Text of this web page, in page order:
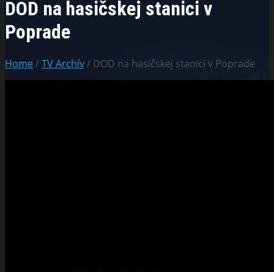
DOD na hasičskej stanici v
Poprade
Home/TV Archív/ DOD na hasičskej stanici v Poprade